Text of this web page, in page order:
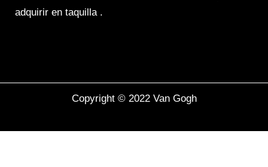
adquirir en taquilla .
Copyright © 2022 Van Gogh